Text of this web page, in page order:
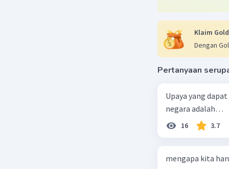
hari
siding
Jalur
Tetapi di
mulus
Meski
kerangka
Klaim
Dengan
Pertanyaan
Upaya yang
negara adalah…
16 3.7
mengapa kita